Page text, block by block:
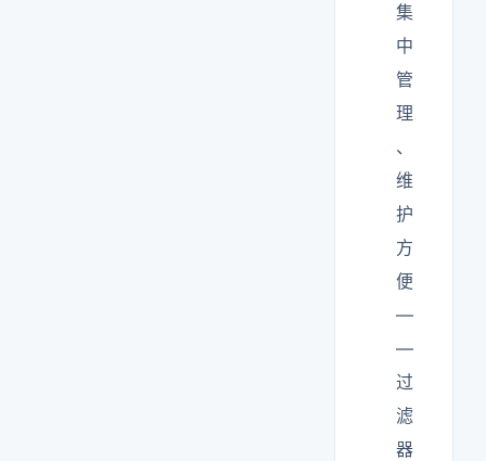
集
中
管
理
、
维
护
方
便
—
—
过
滤
器